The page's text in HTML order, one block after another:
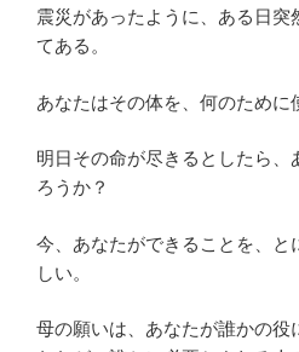
震災があったように、ある日突
てある。
あなたはその体を、何のために
明日その命が尽きるとしたら、
ろうか？
今、あなたができることを、と
しい。
母の願いは、あなたが誰かの役